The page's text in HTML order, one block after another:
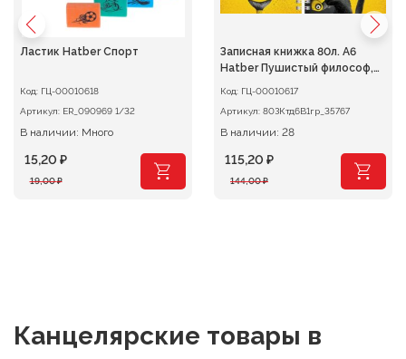
Ластик Hatber Спорт
Код: ГЦ-00010618
Артикул:
ER_090969 1/32
В наличии: Много
19,00₽
Первоначальная
15,20 ₽
Текущая
Записная книжка 80л. А6
Hatber Пушистый философ,
клетка на гребне
Код: ГЦ-00010617
Артикул: 80ЗКтд6В1гр_35767
В наличии: 28
144,00₽
Первоначальная
115,20 ₽
Текущая
Канцелярские товары в